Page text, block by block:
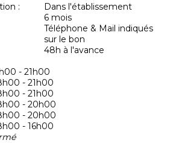
:
Dans l'établissement
6 mois
Téléphone & Mail indiqués
sur le bon
48h à l'avance
- 21h00
- 21h00
- 21h00
- 20h00
- 20h00
- 16h00